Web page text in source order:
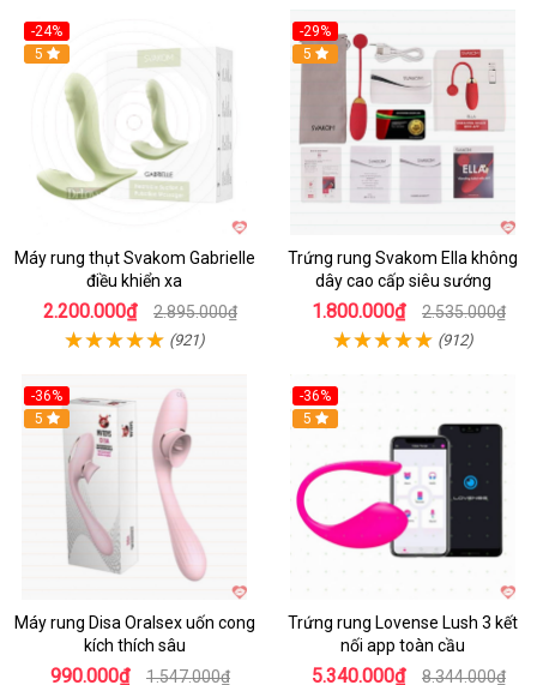
-24%
Hot
5
Máy rung thụt Svakom Gabrielle
điều khiển xa
2.200.000₫ 2.895.000₫
(921)
-29%
5
Trứng rung Svakom Ella không
dây cao cấp siêu sướng
1.800.000₫ 2.535.000₫
(912)
-36%
5
Máy rung Disa Oralsex uốn cong
kích thích sâu
990.000₫ 1.547.000₫
-36%
Hot
5
Trứng rung Lovense Lush 3 kết
nối app toàn cầu
5.340.000₫ 8.344.000₫